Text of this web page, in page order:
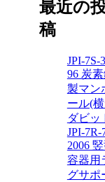
最近の
稿
JPI-7S-
96 炭素
製マン
ール(
ダビッ
JPI-7R-
2006
容器用
グサポ